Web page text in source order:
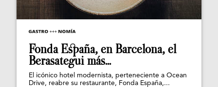
Fonda España, en Barcelona, el
Berasategui más...
El icónico hotel modernista, perteneciente a Ocean
Drive, reabre su restaurante, Fonda España,...